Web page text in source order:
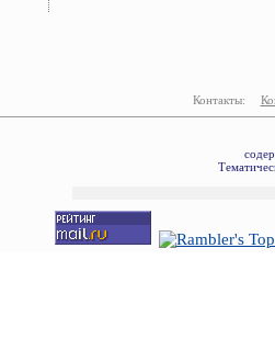
Контакты: